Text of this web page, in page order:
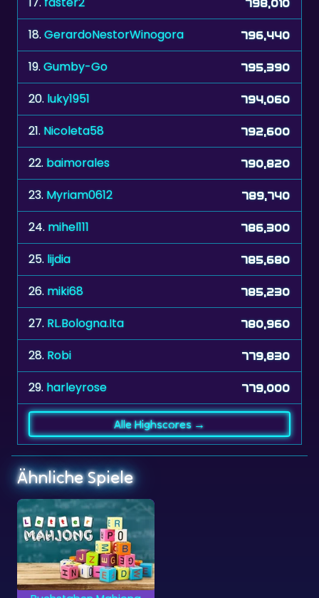
19. Gumby-Go 795,390
20.luky1951 794,060
21. Nicoleta58 792,600
22.baimorales 790,820
23. Myriam0612 789,740
24.mihel111 786,300
25. lijdia 785,680
26. miki68 785,230
27. RL.Bologna.Ita 780,960
28. Robi 779,830
29. harleyrose 779,000
Ähnliche Spiele
Buchstaben Mahjong